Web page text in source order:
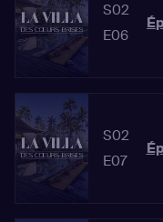
S02
E06
S02
E07